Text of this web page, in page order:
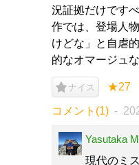
況証拠だけです
作では、登場人
けどな」と自虐
的なオマージュ
ナイス ★27
コメント(1)
Yasutaka
現代のミ